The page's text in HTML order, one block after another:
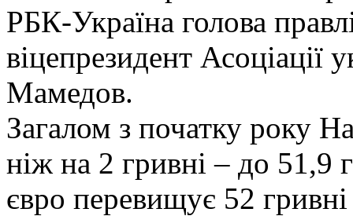
РБК-Україна голова
віцепрезидент Асоціації
Мамедов.
Загалом з початку року
ніж на 2 гривні – до 51,9
євро перевищує 52 гривні